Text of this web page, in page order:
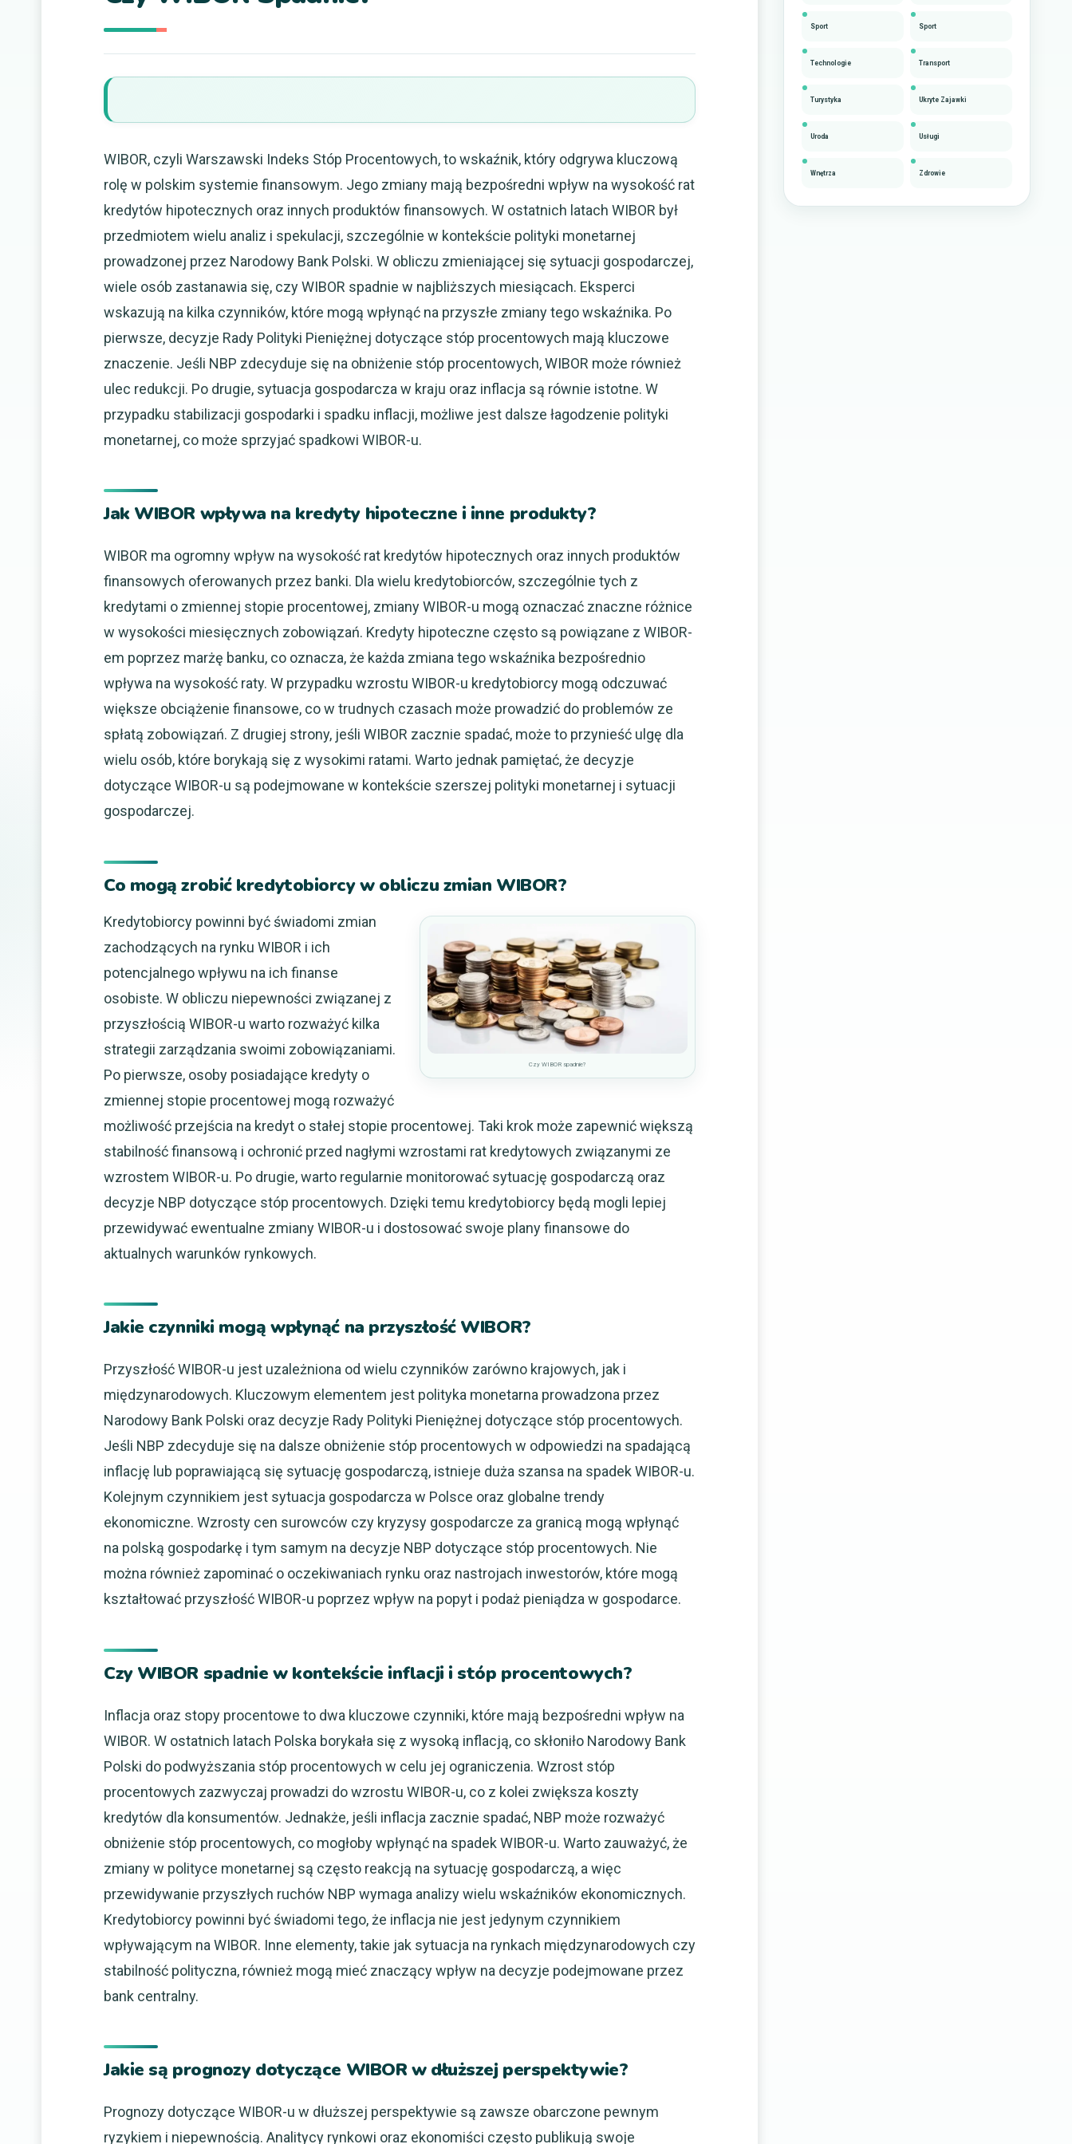
WIBOR, czyli Warszawski Indeks Stóp Procentowych, to wskaźnik, który odgrywa kluczową
rolę w polskim systemie finansowym. Jego zmiany mają bezpośredni wpływ na wysokość rat
kredytów hipotecznych oraz innych produktów finansowych. W ostatnich latach WIBOR był
przedmiotem wielu analiz i spekulacji, szczególnie w kontekście polityki monetarnej
prowadzonej przez Narodowy Bank Polski. W obliczu zmieniającej się sytuacji gospodarczej,
wiele osób zastanawia się, czy WIBOR spadnie w najbliższych miesiącach. Eksperci
wskazują na kilka czynników, które mogą wpłynąć na przyszłe zmiany tego wskaźnika. Po
pierwsze, decyzje Rady Polityki Pieniężnej dotyczące stóp procentowych mają kluczowe
znaczenie. Jeśli NBP zdecyduje się na obniżenie stóp procentowych, WIBOR może również
ulec redukcji. Po drugie, sytuacja gospodarcza w kraju oraz inflacja są równie istotne. W
przypadku stabilizacji gospodarki i spadku inflacji, możliwe jest dalsze łagodzenie polityki
monetarnej, co może sprzyjać spadkowi WIBOR-u.
Jak WIBOR wpływa na kredyty hipoteczne i inne produkty?
WIBOR ma ogromny wpływ na wysokość rat kredytów hipotecznych oraz innych produktów
finansowych oferowanych przez banki. Dla wielu kredytobiorców, szczególnie tych z
kredytami o zmiennej stopie procentowej, zmiany WIBOR-u mogą oznaczać znaczne różnice
w wysokości miesięcznych zobowiązań. Kredyty hipoteczne często są powiązane z WIBOR-
em poprzez marżę banku, co oznacza, że każda zmiana tego wskaźnika bezpośrednio
wpływa na wysokość raty. W przypadku wzrostu WIBOR-u kredytobiorcy mogą odczuwać
większe obciążenie finansowe, co w trudnych czasach może prowadzić do problemów ze
spłatą zobowiązań. Z drugiej strony, jeśli WIBOR zacznie spadać, może to przynieść ulgę dla
wielu osób, które borykają się z wysokimi ratami. Warto jednak pamiętać, że decyzje
dotyczące WIBOR-u są podejmowane w kontekście szerszej polityki monetarnej i sytuacji
gospodarczej.
Co mogą zrobić kredytobiorcy w obliczu zmian WIBOR?
Czy WIBOR spadnie?
Kredytobiorcy powinni być świadomi zmian
zachodzących na rynku WIBOR i ich
potencjalnego wpływu na ich finanse
osobiste. W obliczu niepewności związanej z
przyszłością WIBOR-u warto rozważyć kilka
strategii zarządzania swoimi zobowiązaniami.
Po pierwsze, osoby posiadające kredyty o
zmiennej stopie procentowej mogą rozważyć
możliwość przejścia na kredyt o stałej stopie procentowej. Taki krok może zapewnić większą
stabilność finansową i ochronić przed nagłymi wzrostami rat kredytowych związanymi ze
wzrostem WIBOR-u. Po drugie, warto regularnie monitorować sytuację gospodarczą oraz
decyzje NBP dotyczące stóp procentowych. Dzięki temu kredytobiorcy będą mogli lepiej
przewidywać ewentualne zmiany WIBOR-u i dostosować swoje plany finansowe do
aktualnych warunków rynkowych.
Jakie czynniki mogą wpłynąć na przyszłość WIBOR?
Przyszłość WIBOR-u jest uzależniona od wielu czynników zarówno krajowych, jak i
międzynarodowych. Kluczowym elementem jest polityka monetarna prowadzona przez
Narodowy Bank Polski oraz decyzje Rady Polityki Pieniężnej dotyczące stóp procentowych.
Jeśli NBP zdecyduje się na dalsze obniżenie stóp procentowych w odpowiedzi na spadającą
inflację lub poprawiającą się sytuację gospodarczą, istnieje duża szansa na spadek WIBOR-u.
Kolejnym czynnikiem jest sytuacja gospodarcza w Polsce oraz globalne trendy
ekonomiczne. Wzrosty cen surowców czy kryzysy gospodarcze za granicą mogą wpłynąć
na polską gospodarkę i tym samym na decyzje NBP dotyczące stóp procentowych. Nie
można również zapominać o oczekiwaniach rynku oraz nastrojach inwestorów, które mogą
kształtować przyszłość WIBOR-u poprzez wpływ na popyt i podaż pieniądza w gospodarce.
Czy WIBOR spadnie w kontekście inflacji i stóp procentowych?
Inflacja oraz stopy procentowe to dwa kluczowe czynniki, które mają bezpośredni wpływ na
WIBOR. W ostatnich latach Polska borykała się z wysoką inflacją, co skłoniło Narodowy Bank
Polski do podwyższania stóp procentowych w celu jej ograniczenia. Wzrost stóp
procentowych zazwyczaj prowadzi do wzrostu WIBOR-u, co z kolei zwiększa koszty
kredytów dla konsumentów. Jednakże, jeśli inflacja zacznie spadać, NBP może rozważyć
obniżenie stóp procentowych, co mogłoby wpłynąć na spadek WIBOR-u. Warto zauważyć, że
zmiany w polityce monetarnej są często reakcją na sytuację gospodarczą, a więc
przewidywanie przyszłych ruchów NBP wymaga analizy wielu wskaźników ekonomicznych.
Kredytobiorcy powinni być świadomi tego, że inflacja nie jest jedynym czynnikiem
wpływającym na WIBOR. Inne elementy, takie jak sytuacja na rynkach międzynarodowych czy
stabilność polityczna, również mogą mieć znaczący wpływ na decyzje podejmowane przez
bank centralny.
Jakie są prognozy dotyczące WIBOR w dłuższej perspektywie?
Prognozy dotyczące WIBOR-u w dłuższej perspektywie są zawsze obarczone pewnym
ryzykiem i niepewnością. Analitycy rynkowi oraz ekonomiści często publikują swoje
Sport Sport
Technologie Transport
Turystyka Ukryte Zajawki
Uroda Usługi
Wnętrza Zdrowie